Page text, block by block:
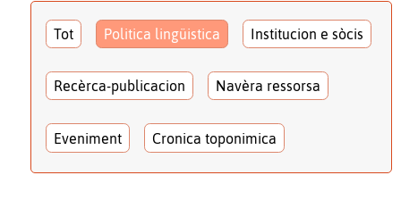
Tot Politica lingüistica Institucion e sòcis
Recèrca-publicacion Navèra ressorsa
Eveniment Cronica toponimica